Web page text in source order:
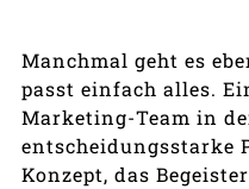
Manchmal geht es
passt einfach alles.
Marketing-Team in
entscheidungsstarke
Konzept, das